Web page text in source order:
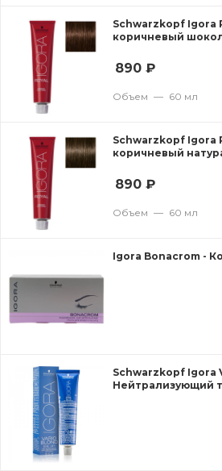
Schwarzkopf Igora
коричневый
890 ₽
Объем — 60 мл
Schwarzkopf Igora
коричневый
890 ₽
Объем — 60 мл
Igora
Schwarzkopf Igora
Нейтрализующий